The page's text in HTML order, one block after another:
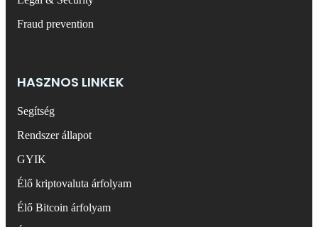
Fraud prevention
HASZNOS LINKEK
Segítség
Rendszer állapot
GYIK
Élő kriptovaluta árfolyam
Élő Bitcoin árfolyam